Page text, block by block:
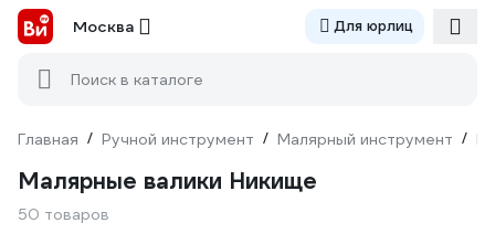
Москва Для юрлиц
Поиск в каталоге
Главная / Ручной инструмент / Малярный инструмент /
Малярные валики Никище
50 товаров